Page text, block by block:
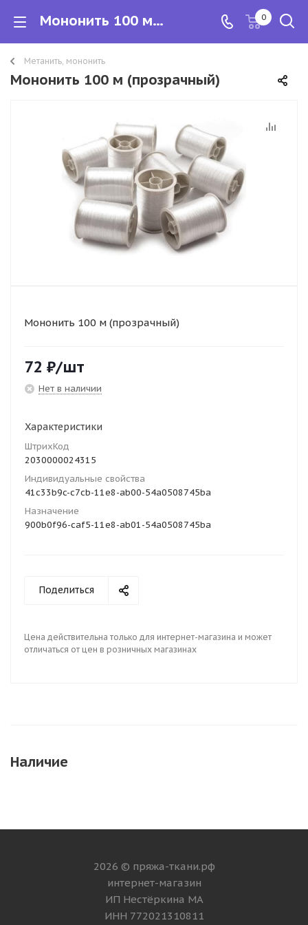
Мононить 100 м (прозрачный) 0
Метанить, мононить
Мононить 100 м (прозрачный)
Мононить 100 м (прозрачный)
72 ₽/шт
Нет в наличии
Характеристики
ШтрихКод
2030000024315
Индивидуальные свойства
41c33b9c-c7cb-11e8-ab00-54a0508745ba
Назначение
900b0f96-caf5-11e8-ab01-54a0508745ba
Поделиться
Цена действительна только для интернет-магазина и может
отличаться от цен в розничных магазинах
Наличие
2026 © пряжа-ткани.рф
интернет-магазин
ИП Нестёркина МА
ИНН 772021310811